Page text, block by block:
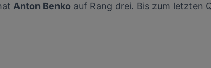
Anton Benko auf Rang drei. Bis zum letzten